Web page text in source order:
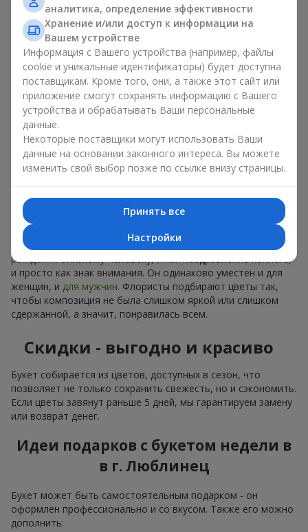
Роскошный букет недели - это модно, стильно и
оригинально. Каждый раз - уникальная сезонная
композиция с новым настроением.
Ограниченное время действия
Предложение действует только 7 дней. Оно полностью
уникально, и аналогов вы не найдете нигде. Это как
дизайнерская вещь, которую хотят все, но могут
позволить себе немногие. В случае с букетом недели цена
доступна для каждого.
Идеальный подарок на любой
случай в в г. Люблинец
Универсальный букет подойдет и как
рожденияблизкому человеку, и как поздравление коллеге,
и просто как знак внимания. Он одинаково уместен и для
женщин, и для мужчин. Флористы подбирают цветы так,
чтобы композиция не была слишком яркой или слишком
сдержанной, а значит, понравилась всем.
Скидки - выгодно и красиво
Букет собирается из цветов, доступных в сезон, что
позволяет не только сохранить свежесть, но и сэкономить.
Если цветы завянут раньше 5 дней, мы гарантируем замену
или возврат денег.
Идеи подарков с букетом недели в
в г. Люблинец
Букет может быть самостоятельным подарком - он
оформлен профессионально и со вкусом. Также его можно
дополнить:
аналитика, определение эффективности
Хранение и/или доступ к информации на
Вашем устройстве
Информация с Вашего устройства (например, файлы
cookie и уникальные идентификаторы) будет доступна
поставщикам. Кроме того, они, а также этот сайт или
приложение смогут сохранять информацию с Вашего
устройства и обрабатывать Ваши персональные
данные.
Некоторые поставщики могут использовать Ваши
данные на основании законного интереса. Вы можете
изменить свой выбор позже по ссылке внизу страницы.
Принять все
Настройки